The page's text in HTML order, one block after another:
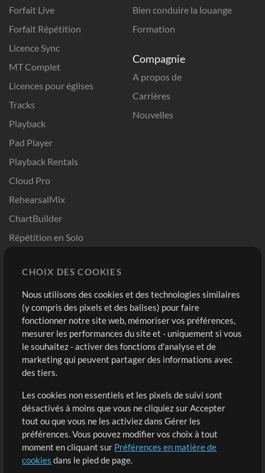
Forfait Live
Forfait Répétition
Licence Sync
MT Complet
Licences pour églises
Tracks
Playback
Pad Player
Playback Rentals
Cloud Pro
RehearsalMix
ChartBuilder
Répétition en Solo
Modèles ProPresenter
Sons
Bien conduire la louange
Formation
Compagnie
A propos de
Carrières
Nouvelles
Boutique
Acheter des crédits
Contenu gratuit
Demander les pistes
Extras
Sessions
Soumettre votre contenu
Listes de lecture
Compte
Connexion
S'inscrire
CHOIX DES COOKIES
Nous utilisons des cookies et des technologies similaires
(y compris des pixels et des balises) pour faire
fonctionner notre site web, mémoriser vos préférences,
mesurer les performances du site et - uniquement si vous
le souhaitez - activer des fonctions d'analyse et de
marketing qui peuvent partager des informations avec
des tiers.
Les cookies non essentiels et les pixels de suivi sont
désactivés à moins que vous ne cliquiez sur Accepter
tout ou que vous ne les activiez dans Gérer les
préférences. Vous pouvez modifier vos choix à tout
moment en cliquant sur Préférences en matière de
cookies dans le pied de page.